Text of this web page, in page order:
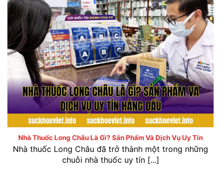
Nhà thuốc Long Châu là gì? Sản phẩm và dịch vụ uy
tín hàng đầu
Nhà Thuốc Long Châu Là Gì? Sản Phẩm Và Dịch Vụ Uy Tín
Nhà thuốc Long Châu đã trở thành một trong những
chuỗi nhà thuốc uy tín [...]